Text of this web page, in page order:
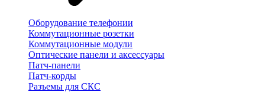
Оборудование телефонии
Коммутационные розетки
Коммутационные модули
Оптические панели и аксессуары
Патч-панели
Патч-корды
Разъемы для СКС